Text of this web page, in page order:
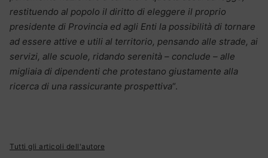
restituendo al popolo il diritto di eleggere il proprio
presidente di Provincia ed agli Enti la possibilità di tornare
ad essere attive e utili al territorio, pensando alle strade, ai
servizi, alle scuole, ridando serenità – conclude – alle
migliaia di dipendenti che protestano giustamente alla
ricerca di una rassicurante prospettiva“.
Tutti gli articoli dell'autore